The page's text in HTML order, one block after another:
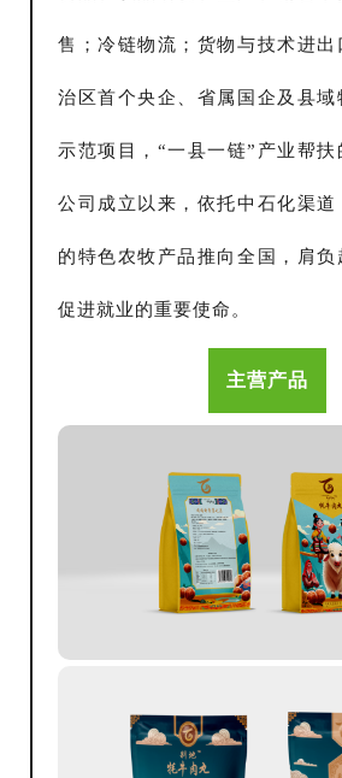
售；冷链物流；货物与技术进出
治区首个央企、省属国企及县域
示范项目，“一县一链”产业帮扶
公司成立以来，依托中石化渠道
的特色农牧产品推向全国，肩
促进就业的重要使命。
主营产品